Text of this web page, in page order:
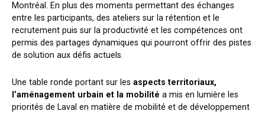
Montréal. En plus des moments permettant des échanges
entre les participants, des ateliers sur la rétention et le
recrutement puis sur la productivité et les compétences ont
permis des partages dynamiques qui pourront offrir des pistes
de solution aux défis actuels.
Une table ronde portant sur les aspects territoriaux,
l’aménagement urbain et la mobilité a mis en lumière les
priorités de Laval en matière de mobilité et de développement